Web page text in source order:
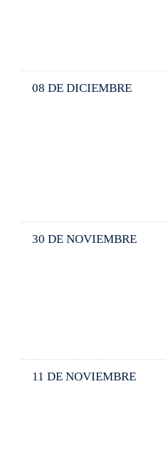
08 DE DICIEMBRE
30 DE NOVIEMBRE
11 DE NOVIEMBRE